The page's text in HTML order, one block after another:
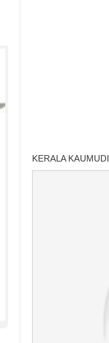
KERALA KAUMUDI